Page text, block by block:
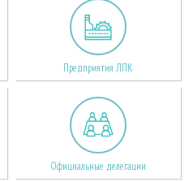
Предприятия ЛПК
Официальные делегации